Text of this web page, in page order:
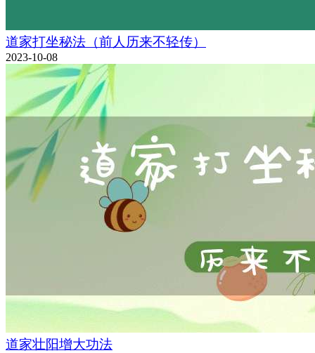
道家打坐秘法（前人历来不轻传）
2023-10-08
道家壮阳增大功法